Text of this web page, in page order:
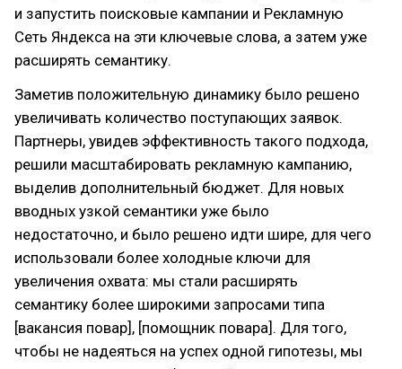
и запустить поисковые кампании и Рекламную
Сеть Яндекса на эти ключевые слова, а затем уже
расширять семантику.
Заметив положительную динамику было решено
увеличивать количество поступающих заявок.
Партнеры, увидев эффективность такого подхода,
решили масштабировать рекламную кампанию,
выделив дополнительный бюджет. Для новых
вводных узкой семантики уже было
недостаточно, и было решено идти шире, для чего
использовали более холодные ключи для
увеличения охвата: мы стали расширять
семантику более широкими запросами типа
[вакансия повар], [помощник повара]. Для того,
чтобы не надеяться на успех одной гипотезы, мы